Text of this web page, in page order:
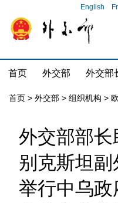
English
首页 外交部 外交部
首页 > 外交部 > 组织机构 >
外交部部
别克斯坦
举行中乌